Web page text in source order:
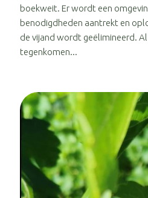
boekweit. Er wordt een
benodigdheden aantrekt en
de vijand wordt geëlimineerd.
tegenkomen...